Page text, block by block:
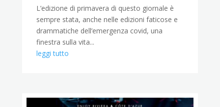
L’edizione di primavera di questo giornale è
sempre stata, anche nelle edizioni faticose e
drammatiche dell’emergenza covid, una
finestra sulla vita...
leggi tutto